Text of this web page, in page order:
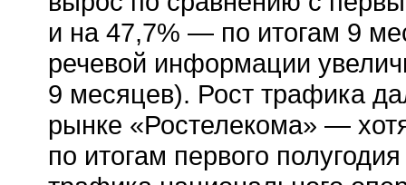
и на 47,7% — по итогам 9
речевой информации
9 месяцев). Рост трафика
рынке «Ростелекома» —
по итогам первого